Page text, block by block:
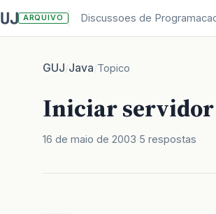
ARQUIVO Discussoes de
GUJ/Java/Topico
Iniciar servidor
16 de maio de 2003 5 respostas